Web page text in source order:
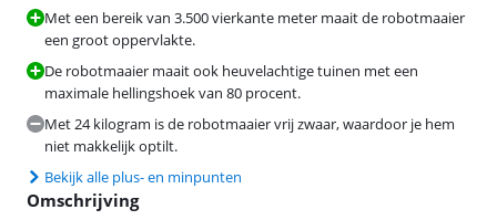
Met een bereik van 3.500 vierkante meter maait de robotmaaier
een groot oppervlakte.
De robotmaaier maait ook heuvelachtige tuinen met een
maximale hellingshoek van 80 procent.
Met 24 kilogram is de robotmaaier vrij zwaar, waardoor je hem
niet makkelijk optilt.
Bekijk alle plus- en minpunten
Omschrijving